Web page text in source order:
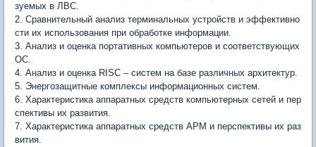
зуемых в ЛВС.
2. Сравнительный анализ терминальных устройств и эффективно
сти их использования при обработке информации.
3. Анализ и оценка портативных компьютеров и соответствующих
ОС.
4. Анализ и оценка RISC – систем на базе различных архитектур.
5. Энергозащитные комплексы информационных систем.
6. Характеристика аппаратных средств компьютерных сетей и пер
спективы их развития.
7. Характеристика аппаратных средств АРМ и перспективы их раз
вития.